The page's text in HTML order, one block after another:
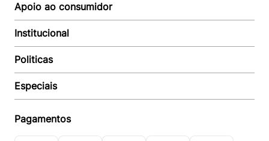
Apoio ao consumidor
Autoatendimento
Suporte e reparo
Acompanhar Entrega
Baixe o APP
Institucional
Quem somos
Revendedor
Seja um Revendedor
Trabalhe conosco
Politicas
Política de Entrega
Política de Pagamento
Política de Privacidade
Especiais
Multicoin
Pagamentos